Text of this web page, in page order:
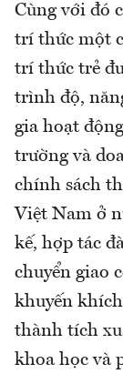
Cùng với đó
trí thức một
trí thức trẻ
trình độ,
gia hoạt
trường và
chính sách
Việt Nam ở
kế, hợp tác
chuyển giao
khuyến
thành tích
khoa học và